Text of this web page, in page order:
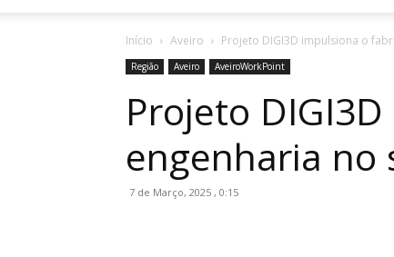
Início Aveiro Projeto DIGI3D impulsiona o
Região Aveiro AveiroWorkPoint
Projeto
engenharia no
7 de Março, 2025 , 0:15